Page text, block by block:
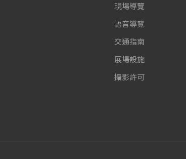
現場導覽
語音導覽
交通指南
展場設施
攝影許可